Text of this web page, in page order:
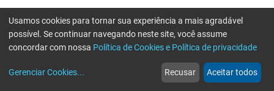
web
Notícias
more_horiz
Mais
Usamos cookies para tornar sua experiência a mais agradável
possível. Se continuar navegando neste site, você assume
concordar com nossa Política de Cookies e Política de privacidade
Gerenciar Cookies... Recusar Aceitar todos
Erro ao enviar informações, por favor tente novamente